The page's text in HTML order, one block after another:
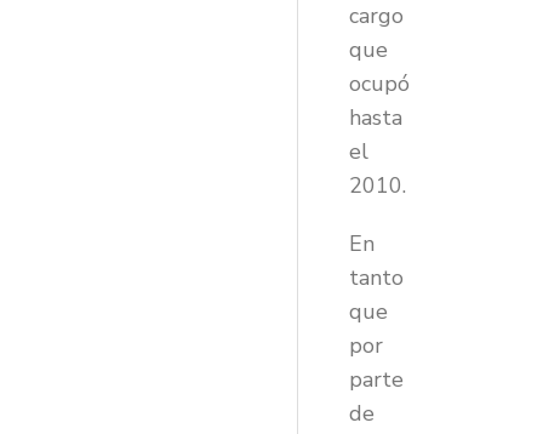
cargo
que
ocupó
hasta
el
2010.
En
tanto
que
por
parte
de